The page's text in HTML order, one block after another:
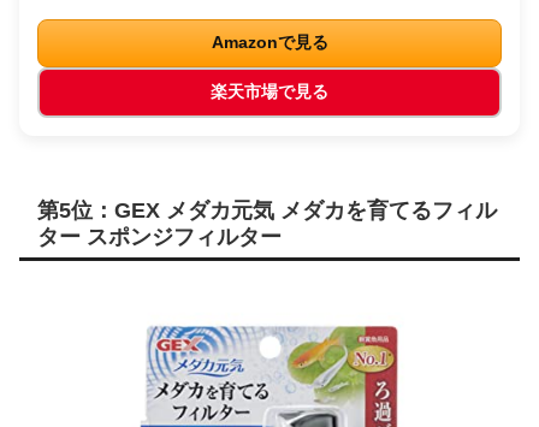
Amazonで見る
楽天市場で見る
第5位：GEX メダカ元気 メダカを育てるフィル
ター スポンジフィルター